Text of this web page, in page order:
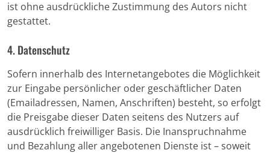
ist ohne ausdrückliche Zustimmung des Autors nicht
gestattet.
4. Datenschutz
Sofern innerhalb des Internetangebotes die Möglichkeit
zur Eingabe persönlicher oder geschäftlicher Daten
(Emailadressen, Namen, Anschriften) besteht, so erfolgt
die Preisgabe dieser Daten seitens des Nutzers auf
ausdrücklich freiwilliger Basis. Die Inanspruchnahme
und Bezahlung aller angebotenen Dienste ist – soweit